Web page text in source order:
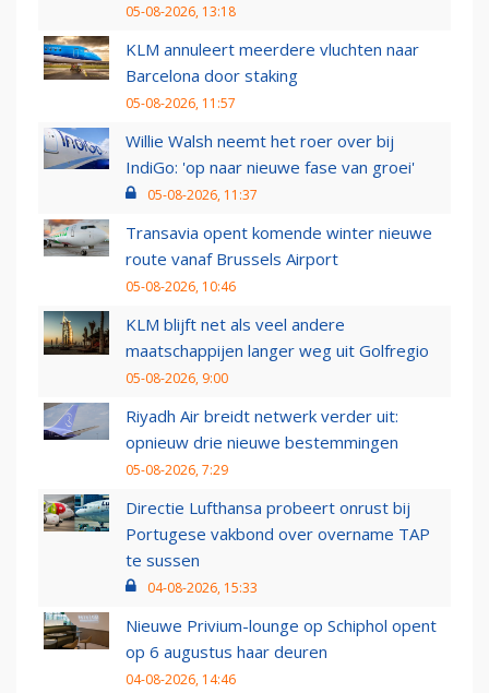
05-08-2026, 13:18
KLM annuleert meerdere vluchten naar
Barcelona door staking
05-08-2026, 11:57
Willie Walsh neemt het roer over bij
IndiGo: 'op naar nieuwe fase van groei'
05-08-2026, 11:37
Transavia opent komende winter nieuwe
route vanaf Brussels Airport
05-08-2026, 10:46
KLM blijft net als veel andere
maatschappijen langer weg uit Golfregio
05-08-2026, 9:00
Riyadh Air breidt netwerk verder uit:
opnieuw drie nieuwe bestemmingen
05-08-2026, 7:29
Directie Lufthansa probeert onrust bij
Portugese vakbond over overname TAP
te sussen
04-08-2026, 15:33
Nieuwe Privium-lounge op Schiphol opent
op 6 augustus haar deuren
04-08-2026, 14:46